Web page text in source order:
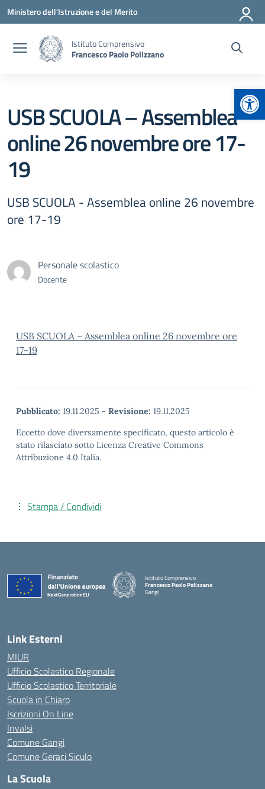
Vai ai contenuti
Vai al menu di navigazione
Vai al footer
Ministero dell'Istruzione e del Merito
Istituto Comprensivo
Francesco Paolo Polizzano
USB SCUOLA – Assemblea
online 26 novembre ore 17-
19
USB SCUOLA - Assemblea online 26 novembre
ore 17-19
Personale scolastico
Docente
USB SCUOLA – Assemblea online 26 novembre ore
17-19
Pubblicato: 19.11.2025 - Revisione: 19.11.2025
Eccetto dove diversamente specificato, questo articolo è
stato rilasciato sotto Licenza Creative Commons
Attribuzione 4.0 Italia.
Stampa / Condividi
Istituto Comprensivo
Francesco Paolo Polizzano
Gangi
— Visita la pagina iniziale della scuola
Link Esterni
MIUR
Ufficio Scolastico Regionale
Ufficio Scolastico Territoriale
Scuola in Chiaro
Iscrizioni On Line
Invalsi
Comune Gangi
Comune Geraci Siculo
La Scuola